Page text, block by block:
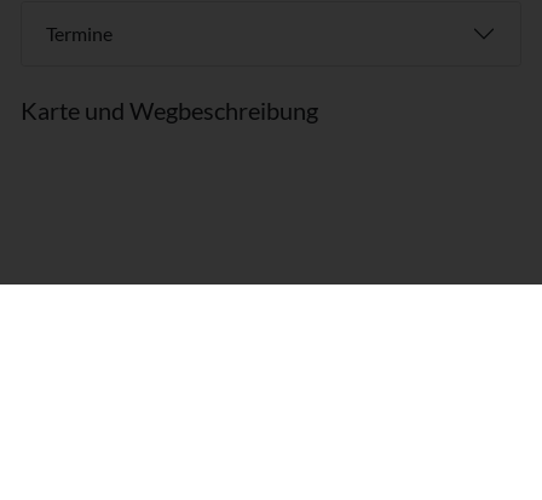
Termine
Karte und Wegbeschreibung